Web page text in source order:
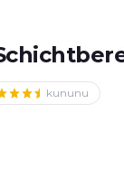
kununu